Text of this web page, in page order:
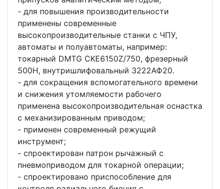
- для повышения производительности
применены современные
высокопроизводительные станки с ЧПУ,
автоматы и полуавтоматы, например:
токарный DMTG CKE6150Z/750, фрезерный
500Н, внутришлифовальный 3222АФ20.
- для сокращения вспомогательного времени
и снижения утомляемости рабочего
применена высокопроизводительная оснастка
с механизированным приводом;
- применен современный режущий
инструмент;
- спроектирован патрон рычажный с
пневмоприводом для токарной операции;
- спроектировано приспособление для